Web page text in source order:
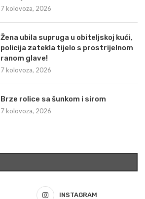
7 kolovoza, 2026
Žena ubila supruga u obiteljskoj kući,
policija zatekla tijelo s prostrijelnom
ranom glave!
7 kolovoza, 2026
Brze rolice sa šunkom i sirom
7 kolovoza, 2026
INSTAGRAM